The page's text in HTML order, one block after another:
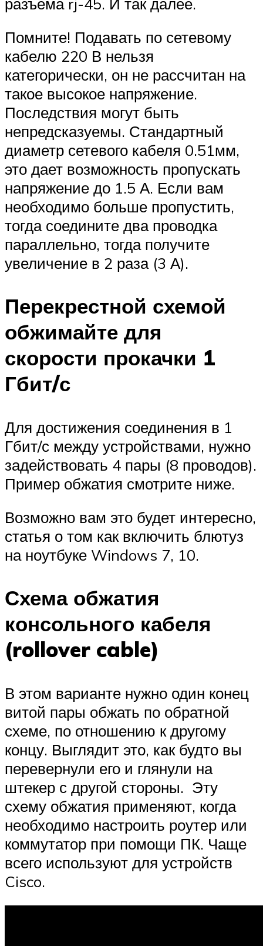
Помните! Подавать по сетевому
кабелю 220 В нельзя
категорически, он не рассчитан на
такое высокое напряжение.
Последствия могут быть
непредсказуемы. Стандартный
диаметр сетевого кабеля 0.51мм,
это дает возможность пропускать
напряжение до 1.5 А. Если вам
необходимо больше пропустить,
тогда соедините два проводка
параллельно, тогда получите
увеличение в 2 раза (3 А).
Перекрестной схемой
обжимайте для
скорости прокачки 1
Гбит/с
Для достижения соединения в 1
Гбит/с между устройствами, нужно
задействовать 4 пары (8 проводов).
Пример обжатия смотрите ниже.
Возможно вам это будет интересно,
статья о том как включить блютуз
на ноутбуке Windows 7, 10.
Схема обжатия
консольного кабеля
(rollover cable)
В этом варианте нужно один конец
витой пары обжать по обратной
схеме, по отношению к другому
концу. Выглядит это, как будто вы
перевернули его и глянули на
штекер с другой стороны. Эту
схему обжатия применяют, когда
необходимо настроить роутер или
коммутатор при помощи ПК. Чаще
всего используют для устройств
Cisco.